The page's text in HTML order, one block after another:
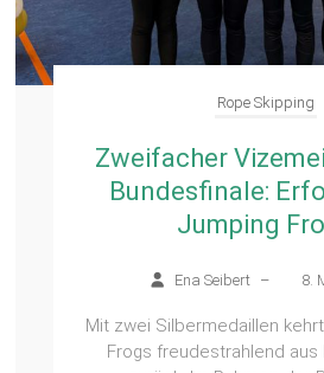
Rope Skipping
Zweifacher
Bundesfinale:
Jumping
Ena Seibert – 8.
Mit zwei Silbermedaillen
Frogs freudestrahlend aus